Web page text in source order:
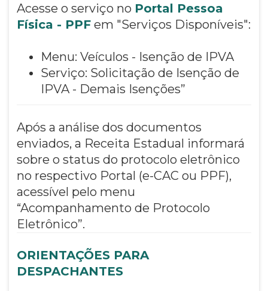
Acesse o serviço no Portal Pessoa
Física - PPFem "Serviços Disponíveis":
Menu: Veículos - Isenção de IPVA
Serviço: Solicitação de Isenção de
IPVA - Demais Isenções”
Após a análise dos documentos
enviados, a Receita Estadual informará
sobre o status do protocolo eletrônico
no respectivo Portal (e-CAC ou PPF),
acessível pelo menu
“Acompanhamento de Protocolo
Eletrônico”.
ORIENTAÇÕES PARA
DESPACHANTES